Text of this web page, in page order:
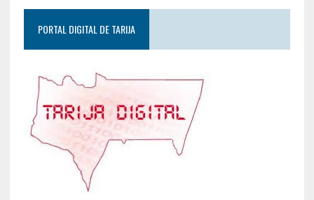
PORTAL DIGITAL DE TARIJA